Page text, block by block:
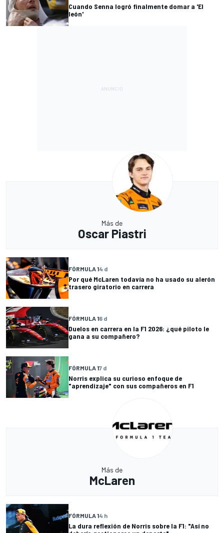
Cuando Senna logró finalmente domar a 'El
león'
Más de
Oscar Piastri
FÓRMULA 14 d
Por qué McLaren todavía no ha usado su alerón
trasero giratorio en carrera
FÓRMULA 16 d
Duelos en carrera en la F1 2026: ¿qué piloto le
gana a su compañero?
FÓRMULA 17 d
Norris explica su curioso enfoque de
"aprendizaje" con sus compañeros en F1
Más de
McLaren
FÓRMULA 14 h
La dura reflexión de Norris sobre la F1: "Así no